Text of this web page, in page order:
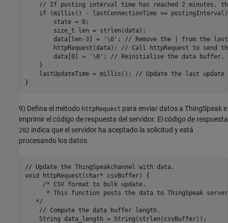
// If posting interval time has reached 2 minutes,
if (millis() - lastConnectionTime >=
        state = 0;
        size_t len = strlen(data);
data[len-3] = '\0'; // Remove the | from the
httpRequest(data); // Call httpRequest to send
        data[0] = '\0'; // Reinitialise the data buffer.
    }
lastUpdateTime = millis(); // Update the last update
9) Defina el método httpRequest para enviar datos a ThingSpeak e
imprimir el código de respuesta del servidor. El código de respuesta
202 indica que el servidor ha aceptado la solicitud y está
procesando los datos.
// Update the ThingSpeakchannel with data.
void httpRequest(char* csvBuffer) {
     /* CSV format to bulk update.
* This function posts the data to ThingSpeak
   */
    // Compute the data buffer length.
    String data_length = String(strlen(csvBuffer));